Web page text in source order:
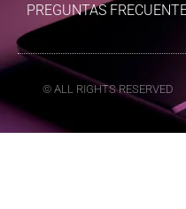
PREGUNTAS
© ALL RIGHTS RESERVED